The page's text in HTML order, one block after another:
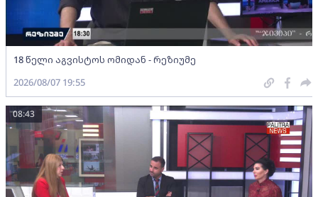
18 წელი აგვისტოს ომიდან - რეზიუმე
2026/08/07 19:55
08:43